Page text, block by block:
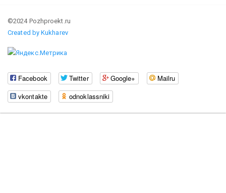
©2024 Pozhproekt.ru
Created by Kukharev
Facebook Twitter Google+
Mailru
vkontakte
odnoklassniki